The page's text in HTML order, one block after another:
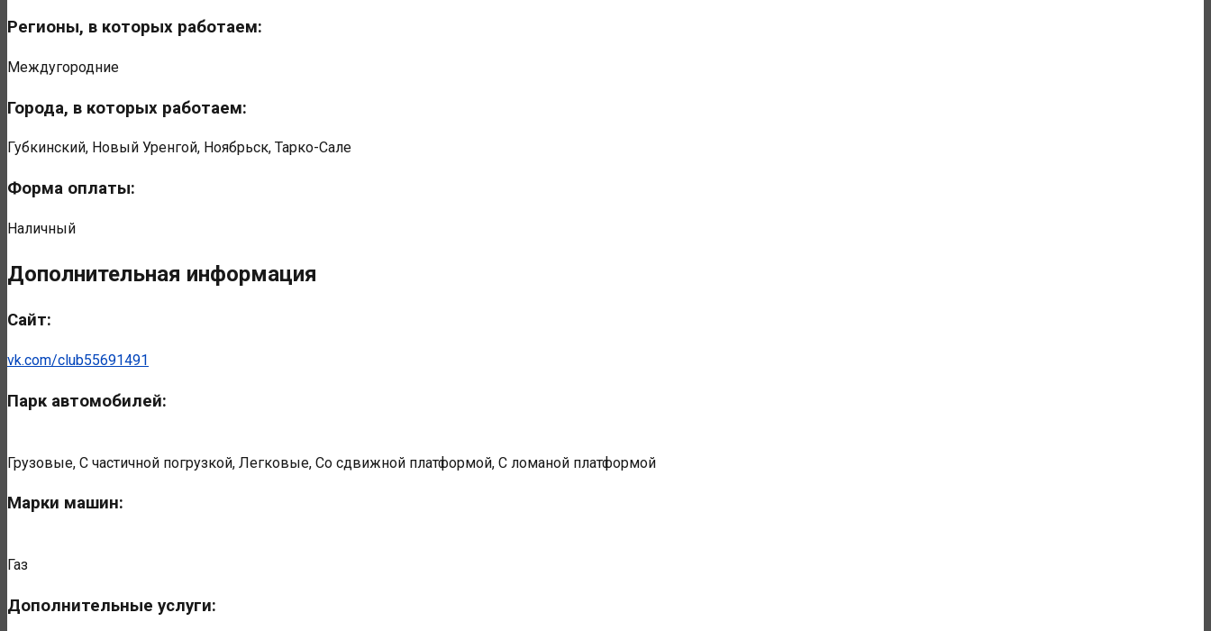
Регионы, в которых работаем:
Междугородние
Города, в которых работаем:
Губкинский, Новый Уренгой, Ноябрьск, Тарко-Сале
Форма оплаты:
Наличный
Дополнительная информация
Сайт:
vk.com/club55691491
Парк автомобилей:
Грузовые, С частичной погрузкой, Легковые, Со сдвижной платформой, С ломаной платформой
Марки машин:
Газ
Дополнительные услуги: